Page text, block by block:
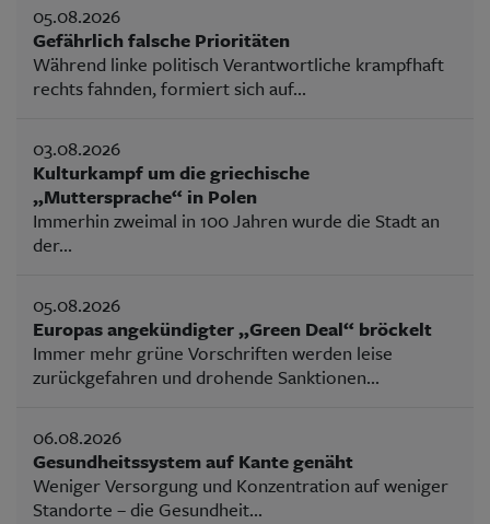
05.08.2026
Gefährlich falsche Prioritäten
Während linke politisch Verantwortliche krampfhaft
rechts fahnden, formiert sich auf...
03.08.2026
Kulturkampf um die griechische
„Muttersprache“ in Polen
Immerhin zweimal in 100 Jahren wurde die Stadt an
der...
05.08.2026
Europas angekündigter „Green Deal“ bröckelt
Immer mehr grüne Vorschriften werden leise
zurückgefahren und drohende Sanktionen...
06.08.2026
Gesundheitssystem auf Kante genäht
Weniger Versorgung und Konzentration auf weniger
Standorte – die Gesundheit...